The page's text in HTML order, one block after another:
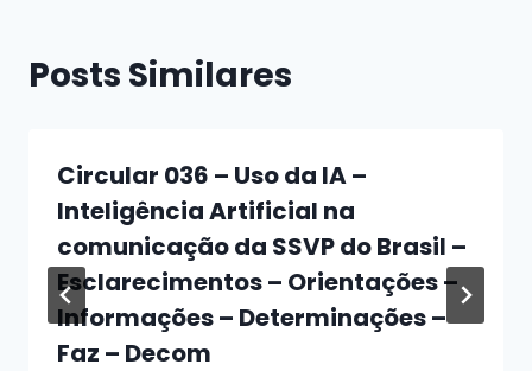
Posts Similares
Circular 036 – Uso da IA –
Inteligência Artificial na
comunicação da SSVP do Brasil –
Esclarecimentos – Orientações –
Informações – Determinações –
Faz – Decom